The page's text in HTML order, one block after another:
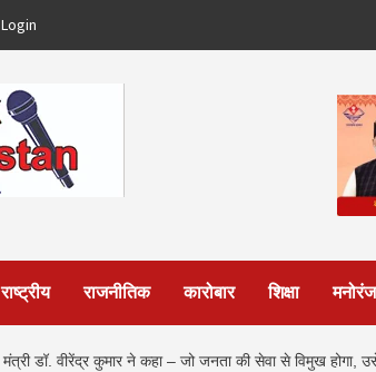
Login
राष्ट्रीय राजनीतिक कारोबार शिक्षा
मंत्री डॉ. वीरेंद्र कुमार ने कहा – जो जनता की सेवा से विमुख होगा,